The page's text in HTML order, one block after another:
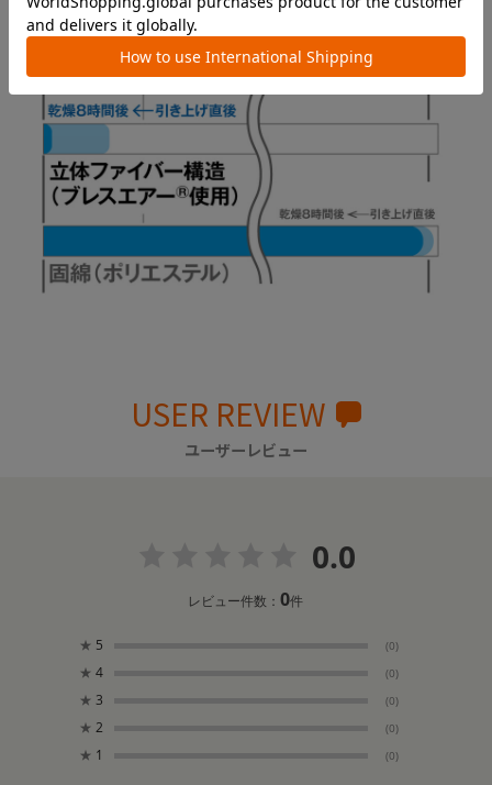
USER REVIEW
ユーザーレビュー
0.0
レビュー件数：0件
★ 5 (0)
★ 4 (0)
★ 3 (0)
★ 2 (0)
★ 1 (0)